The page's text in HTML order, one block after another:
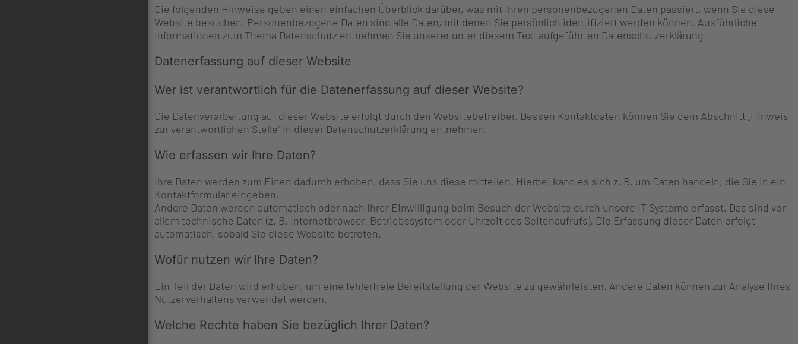
Die folgenden Hinweise geben einen einfachen Überblick darüber, was mit Ihren personenbezogenen Daten passiert, wenn Sie diese
Website besuchen. Personenbezogene Daten sind alle Daten, mit denen Sie persönlich identifiziert werden können. Ausführliche
Informationen zum Thema Datenschutz entnehmen Sie unserer unter diesem Text aufgeführten Datenschutzerklärung.
Datenerfassung auf dieser Website
Wer ist verantwortlich für die Datenerfassung auf dieser Website?
Die Datenverarbeitung auf dieser Website erfolgt durch den Websitebetreiber. Dessen Kontaktdaten können Sie dem Abschnitt „Hinweis
zur verantwortlichen Stelle“ in dieser Datenschutzerklärung entnehmen.
Wie erfassen wir Ihre Daten?
Ihre Daten werden zum Einen dadurch erhoben, dass Sie uns diese mitteilen. Hierbei kann es sich z. B. um Daten handeln, die Sie in ein
Kontaktformular eingeben.
Andere Daten werden automatisch oder nach Ihrer Einwilligung beim Besuch der Website durch unsere IT Systeme erfasst. Das sind vor
allem technische Daten (z. B. Internetbrowser, Betriebssystem oder Uhrzeit des Seitenaufrufs). Die Erfassung dieser Daten erfolgt
automatisch, sobald Sie diese Website betreten.
Wofür nutzen wir Ihre Daten?
Ein Teil der Daten wird erhoben, um eine fehlerfreie Bereitstellung der Website zu gewährleisten. Andere Daten können zur Analyse Ihres
Nutzerverhaltens verwendet werden.
Welche Rechte haben Sie bezüglich Ihrer Daten?